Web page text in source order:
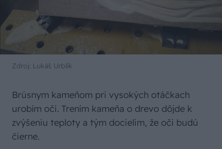
Zdroj: Lukáš Urblík
Brúsnym kameňom pri vysokých otáčkach
urobím oči. Trením kameňa o drevo dôjde k
zvýšeniu teploty a tým docielim, že oči budú
čierne.